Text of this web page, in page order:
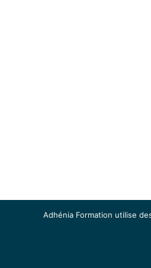
Adhénia Formation utilise